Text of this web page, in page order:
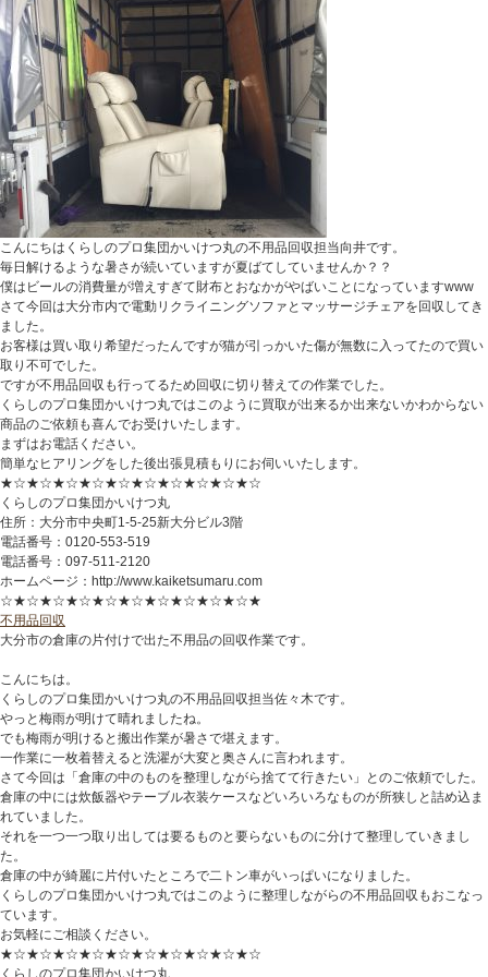
こんにちはくらしのプロ集団かいけつ丸の不用品回収担当向井です。
毎日解けるような暑さが続いていますが夏ばてしていませんか？？
僕はビールの消費量が増えすぎて財布とおなかがやばいことになっていますwww
さて今回は大分市内で電動リクライニングソファとマッサージチェアを回収してき
ました。
お客様は買い取り希望だったんですが猫が引っかいた傷が無数に入ってたので買い
取り不可でした。
ですが不用品回収も行ってるため回収に切り替えての作業でした。
くらしのプロ集団かいけつ丸ではこのように買取が出来るか出来ないかわからない
商品のご依頼も喜んでお受けいたします。
まずはお電話ください。
簡単なヒアリングをした後出張見積もりにお伺いいたします。
★☆★☆★☆★☆★☆★☆★☆★☆★☆★☆
くらしのプロ集団かいけつ丸
住所：大分市中央町1-5-25新大分ビル3階
電話番号：0120-553-519
電話番号：097-511-2120
ホームページ：http://www.kaiketsumaru.com
☆★☆★☆★☆★☆★☆★☆★☆★☆★☆★
不用品回収
大分市の倉庫の片付けで出た不用品の回収作業です。
こんにちは。
くらしのプロ集団かいけつ丸の不用品回収担当佐々木です。
やっと梅雨が明けて晴れましたね。
でも梅雨が明けると搬出作業が暑さで堪えます。
一作業に一枚着替えると洗濯が大変と奥さんに言われます。
さて今回は「倉庫の中のものを整理しながら捨てて行きたい」とのご依頼でした。
倉庫の中には炊飯器やテーブル衣装ケースなどいろいろなものが所狭しと詰め込ま
れていました。
それを一つ一つ取り出しては要るものと要らないものに分けて整理していきまし
た。
倉庫の中が綺麗に片付いたところで二トン車がいっぱいになりました。
くらしのプロ集団かいけつ丸ではこのように整理しながらの不用品回収もおこなっ
ています。
お気軽にご相談ください。
★☆★☆★☆★☆★☆★☆★☆★☆★☆★☆
くらしのプロ集団かいけつ丸